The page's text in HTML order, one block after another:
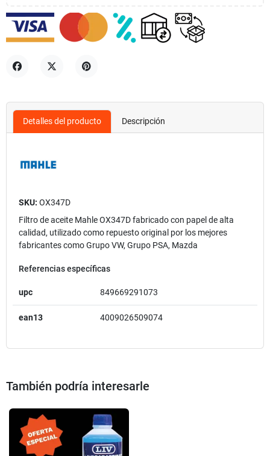
Detalles del producto Descripción
SKU: OX347D
Filtro de aceite Mahle OX347D fabricado con papel de alta
calidad, utilizado como repuesto original por los mejores
fabricantes como Grupo VW, Grupo PSA, Mazda
Referencias específicas
upc 849669291073
ean13 4009026509074
También podría interesarle